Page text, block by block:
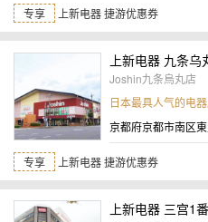
专享 上新电器 捷游优惠券
上新电器 九条乌
Joshin九条烏丸店
日本最具人气的电
京都府京都市南区
专享 上新电器 捷游优惠券
上新电器 三宫1